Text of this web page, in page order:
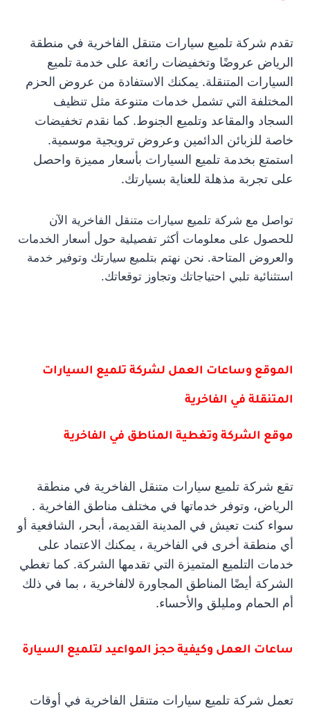
تقدم شركة تلميع سيارات متنقل الفاخرية في منطقة
الرياض عروضًا وتخفيضات رائعة على خدمة تلميع
السيارات المتنقلة. يمكنك الاستفادة من عروض الحزم
المختلفة التي تشمل خدمات متنوعة مثل تنظيف
السجاد والمقاعد وتلميع الجنوط. كما نقدم تخفيضات
خاصة للزبائن الدائمين وعروض ترويجية موسمية.
استمتع بخدمة تلميع السيارات بأسعار مميزة واحصل
على تجربة مذهلة للعناية بسيارتك.
تواصل مع شركة تلميع سيارات متنقل الفاخرية الآن
للحصول على معلومات أكثر تفصيلية حول أسعار الخدمات
والعروض المتاحة. نحن نهتم بتلميع سيارتك وتوفير خدمة
استثنائية تلبي احتياجاتك وتجاوز توقعاتك.
الموقع وساعات العمل لشركة تلميع السيارات
المتنقلة في الفاخرية
موقع الشركة وتغطية المناطق في الفاخرية
تقع شركة تلميع سيارات متنقل الفاخرية في منطقة
الرياض، وتوفر خدماتها في مختلف مناطق الفاخرية .
سواء كنت تعيش في المدينة القديمة، أبحر، الشافعية أو
أي منطقة أخرى في الفاخرية ، يمكنك الاعتماد على
خدمات التلميع المتميزة التي تقدمها الشركة. كما تغطي
الشركة أيضًا المناطق المجاورة لالفاخرية ، بما في ذلك
أم الحمام ومليلق والأحساء.
ساعات العمل وكيفية حجز المواعيد لتلميع السيارة
تعمل شركة تلميع سيارات متنقل الفاخرية في أوقات